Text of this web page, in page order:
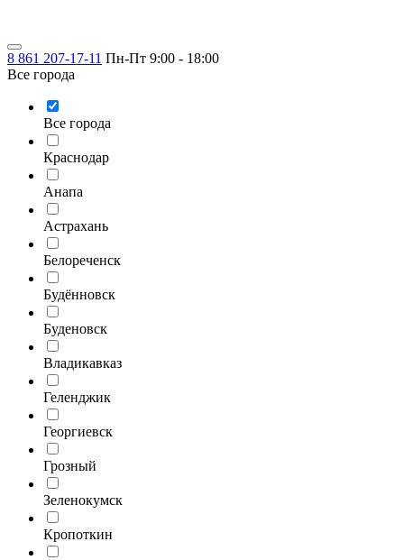
8 861 207-17-11 Пн-Пт 9:00 - 18:00
Все города
Все города
Краснодар
Анапа
Астрахань
Белореченск
Будённовск
Буденовск
Владикавказ
Геленджик
Георгиевск
Грозный
Зеленокумск
Кропоткин